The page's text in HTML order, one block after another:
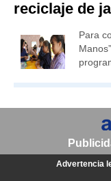
reciclaje de
Para
Advertencia